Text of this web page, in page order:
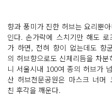
향과 풍미가 진한 허브는 요리뿐
인다. 손가락에 스치기만 해도
가 하면, 전혀 향이 없는데도 향
의 허브향으로도 신체리듬을 차
니 서울시내 100여 종의 허브가
산 허브천문공원은 마스크 너머
친 후각을 깨운다.